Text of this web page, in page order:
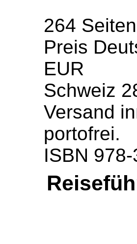
264 Seiten
Preis
EUR
Schweiz
Versand
portofrei.
ISBN